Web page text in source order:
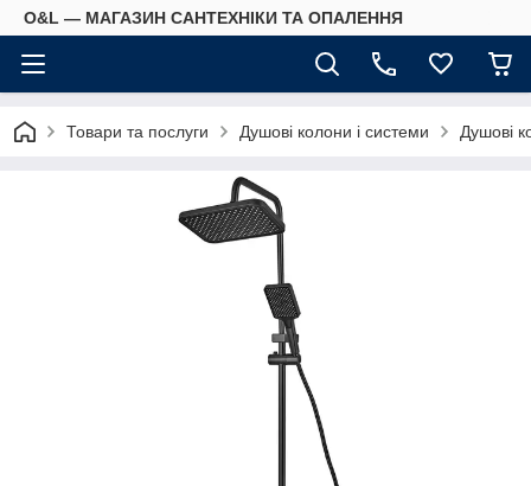
O&L — МАГАЗИН САНТЕХНІКИ ТА ОПАЛЕННЯ
Товари та послуги Душові колони і системи Душові